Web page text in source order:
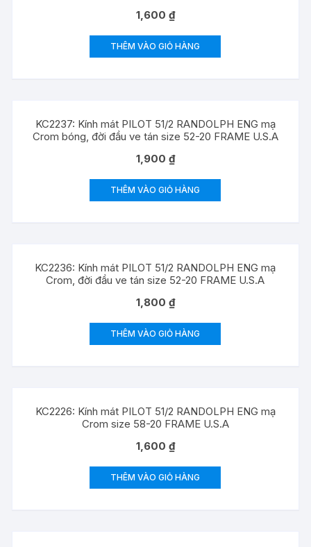
1,600 ₫
THÊM VÀO GIỎ HÀNG
KC2237: Kính mát PILOT 51/2 RANDOLPH ENG mạ
Crom bóng, đời đầu ve tán size 52-20 FRAME U.S.A
1,900 ₫
THÊM VÀO GIỎ HÀNG
KC2236: Kính mát PILOT 51/2 RANDOLPH ENG mạ
Crom, đời đầu ve tán size 52-20 FRAME U.S.A
1,800 ₫
THÊM VÀO GIỎ HÀNG
KC2226: Kính mát PILOT 51/2 RANDOLPH ENG mạ
Crom size 58-20 FRAME U.S.A
1,600 ₫
THÊM VÀO GIỎ HÀNG